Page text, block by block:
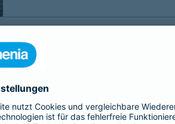
im Vergleich
Tarifen für Ihr Pferd wählen:
Leistungsverhältnis.